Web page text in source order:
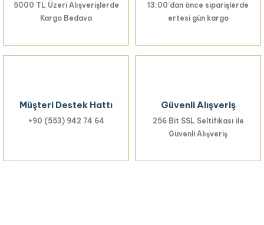
5000 TL Üzeri Alışverişlerde
Kargo Bedava
13:00’dan önce siparişlerde
ertesi gün kargo
Müşteri Destek Hattı
+90 (553) 942 74 64
Güvenli Alışveriş
256 Bit SSL Seltifikası ile
Güvenli Alışveriş